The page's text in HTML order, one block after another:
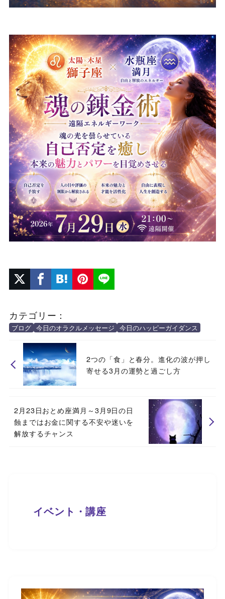
カテゴリー：
ブログ 今日のオラクルメッセージ 今日のハッピーガイダンス
2つの「食」と春分。進化の波が押し
寄せる3月の運勢と過ごし方
2月23日おとめ座満月～3月9日の日
蝕まではお金に関する不安や迷いを
解放するチャンス
イベント・講座